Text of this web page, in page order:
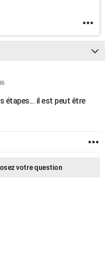
étapes... il est peut être
votre question